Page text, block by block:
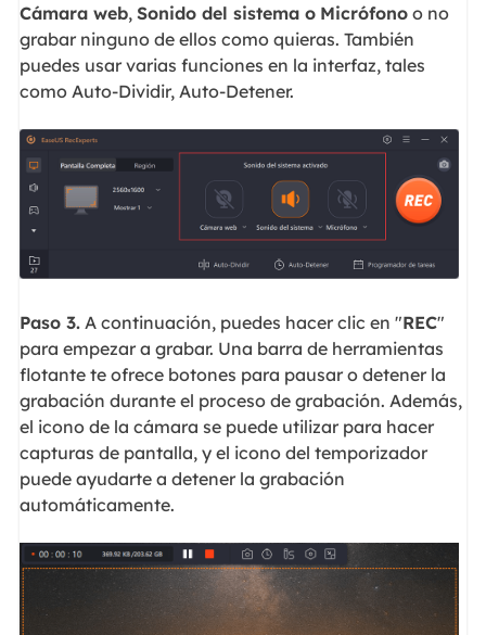
Cámara web, Sonido del sistema o Micrófonoo no
grabar ninguno de ellos como quieras. También
puedes usar varias funciones en la interfaz, tales
como Auto-Dividir, Auto-Detener.
Paso 3.A continuación, puedes hacer clic en "REC"
para empezar a grabar. Una barra de herramientas
flotante te ofrece botones para pausar o detener la
grabación durante el proceso de grabación. Además,
el icono de la cámara se puede utilizar para hacer
capturas de pantalla, y el icono del temporizador
puede ayudarte a detener la grabación
automáticamente.